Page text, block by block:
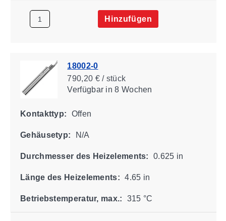
Hinzufügen
18002-0
790,20 € / stück
Verfügbarin 8 Wochen
Kontakttyp: Offen
Gehäusetyp: N/A
Durchmesser des Heizelements: 0.625 in
Länge des Heizelements: 4.65 in
Betriebstemperatur, max.: 315 °C